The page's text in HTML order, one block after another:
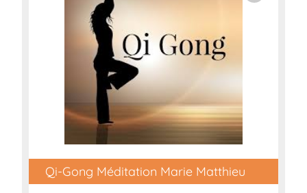
Qi-Gong Méditation Marie Matthieu